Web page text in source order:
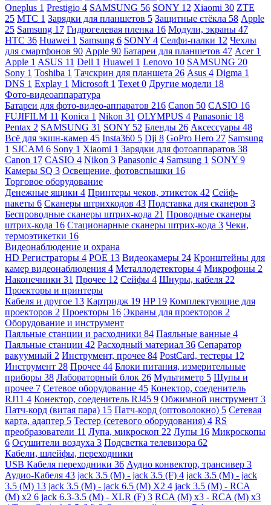
Oneplus 1 Prestigio 4 SAMSUNG 56 SONY 12 Xiaomi 30 ZTE
25 МТС 1 Зарядки для планшетов 5 Защитные стёкла 58 Apple
25 Samsung 17 Гидрогелевая пленка 16 Модули, экраны 47
HTC 36 Huawei 1 Samsung 6 SONY 4 Селфи-палки 12 Чехлы
для смартфонов 90 Apple 90 Батареи для планшетов 47 Acer 1
Apple 1 ASUS 11 Dell 1 Huawei 1 Lenovo 10 SAMSUNG 20
Sony 1 Toshiba 1 Тачскрин для планшета 26 Asus 4 Digma 1
DNS 1 Explay 1 Microsoft 1 Texet 0 Другие модели 18
Фото-видеоаппаратура
Батареи для фото-видео-аппаратов 216 Canon 50 CASIO 16
FUJIFILM 11 Konica 1 Nikon 31 OLYMPUS 4 Panasonic 18
Pentax 2 SAMSUNG 31 SONY 52 Бленды 26 Аксессуары 48
Всё для экшн-камер 45 Insta360 5 Dji 8 GoPro Hero 27 Samsung
1 SJCAM 6 Sony 1 Xiaomi 1 Зарядки для фотоаппаратов 38
Canon 17 CASIO 4 Nikon 3 Panasonic 4 Samsung 1 SONY 9
Камеры SQ 3 Освещение, фотовспышки 16
Торговое оборудование
Денежные ящики 4 Принтеры чеков, этикеток 42 Сейф-
пакеты 6 Сканеры штрихкодов 43 Подставка для сканеров 3
Беспроводные сканеры штрих-кода 21 Проводные сканеры
штрих-кода 16 Стационарные сканеры штрих-кода 3 Чеки,
термоэтикетки 16
Видеонаблюдение и охрана
HD Регистраторы 4 POE 13 Видеокамеры 24 Кронштейны для
камер видеонаблюдения 4 Металлодетекторы 4 Микрофоны 2
Наконечники 31 Прочее 12 Сейфы 4 Шнуры, кабеля 22
Проекторы и принтеры
Кабеля и другое 13 Картридж 19 HP 19 Комплектующие для
проекторов 2 Проекторы 16 Экраны для проекторов 2
Оборудование и инструмент
Паяльные станции и расходники 84 Паяльные ванные 4
Паяльные станции 42 Расходный материал 36 Сепаратор
вакуумный 2 Инструмент, прочее 84 PostCard, тестеры 12
Инструмент 28 Прочее 44 Блоки питания, измерительные
приборы 38 Лабораторный блок 26 Мультиметр 5 Щупы и
прочее 7 Сетевое оборудование 45 Конектор, соеденитель
RJ11 4 Конектор, соеденитель RJ45 9 Обжимной инструмент 3
Патч-корд (витая пара) 15 Патч-корд (оптоволокно) 5 Сетевая
карта, адаптер 5 Тестер (сетевого оборудования) 4 RS
преобразователи 11 Лупа, микроскоп 22 Лупы 16 Микроскопы
6 Осушители воздуха 3 Подсветка телевизора 62
Кабели, шлейфы, переходники
USB Кабеля переходники 36 Аудио конвектор, трансивер 3
Аудио-Кабеля 43 jack 3.5 (M) - jack 3.5 (F) 4 jack 3.5 (M) - jack
3.5 (M) 13 jack 3.5 (M) - jack 6.5 (M) X2 4 jack 3.5 (M) - RCA
(M) x2 6 jack 6.3-3.5 (M) - XLR (F) 3 RCA (M) x3 - RCA (M) x3